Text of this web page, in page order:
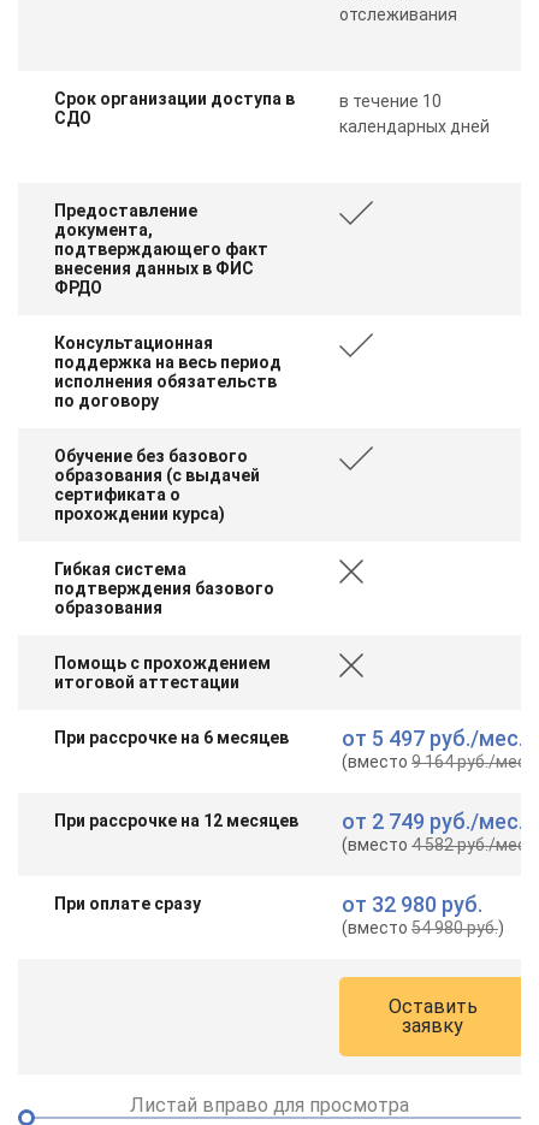
отслеживания
Срок организации доступа в
СДО
в течение 10
календарных дней
Предоставление
документа,
подтверждающего факт
внесения данных в ФИС
ФРДО
Консультационная
поддержка на весь период
исполнения обязательств
по договору
Обучение без базового
образования (с выдачей
сертификата о
прохождении курса)
Гибкая система
подтверждения базового
образования
Помощь с прохождением
итоговой аттестации
При рассрочке на 6 месяцев от 5 497 руб./мес.
(вместо9 164 руб./мес.
При рассрочке на 12 месяцев от 2 749 руб./мес.
(вместо4 582 руб./мес.
При оплате сразу от 32 980 руб.
(вместо54 980 руб.)
Оставить
заявку
Листай вправо для просмотра